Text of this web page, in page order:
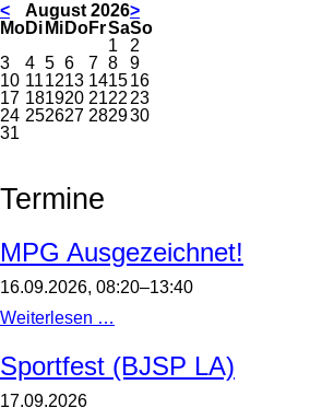
< August 2026>
Montag
Dienstag
Mittwoch
Donnerstag
Freitag
Samstag
Sonntag
1
2
3
4 5 6 7 8
9
10 111213 141516
17 181920 2122 23
24 252627 282930
31
Termine
MPG Ausgezeichnet!
16.09.2026, 08:20–13:40
Weiterlesen …
Sportfest (BJSP LA)
17.09.2026